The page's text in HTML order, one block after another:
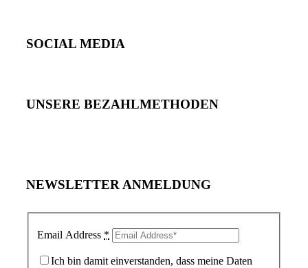
SOCIAL MEDIA
UNSERE BEZAHLMETHODEN
NEWSLETTER ANMELDUNG
Email Address *
Ich bin damit einverstanden, dass meine Daten